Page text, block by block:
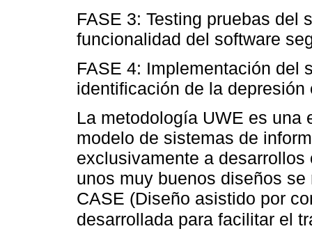
FASE 3: Testing pruebas del
funcionalidad del software
FASE 4: Implementación del
identificación de la
La metodología UWE es una
modelo de sistemas de
exclusivamente a
unos muy buenos diseños
CASE (Diseño asistido por
desarrollada para facilitar el